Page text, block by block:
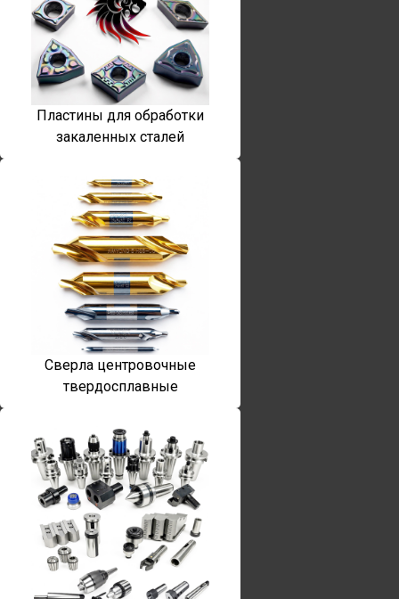
Пластины для обработки
закаленных сталей
Сверла центровочные
твердосплавные